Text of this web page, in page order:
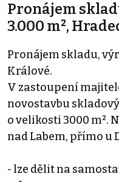
Pronájem
3.000 m²,
Pronájem skladu,
Králové.
V zastoupení
novostavbu
o velikosti 3000 m².
nad Labem, přímo u
- lze dělit na